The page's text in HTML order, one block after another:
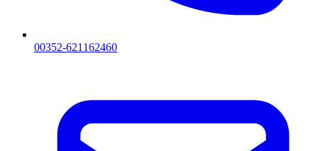
00352-621162460